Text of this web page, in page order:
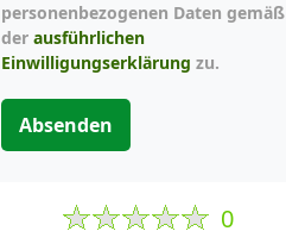
personenbezogenen Daten gemäß
der ausführlichen
Einwilligungserklärung zu.
Absenden
0